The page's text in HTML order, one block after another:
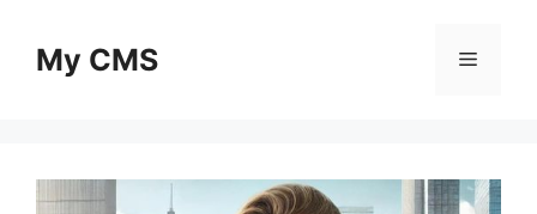
contentMy CMS Menu